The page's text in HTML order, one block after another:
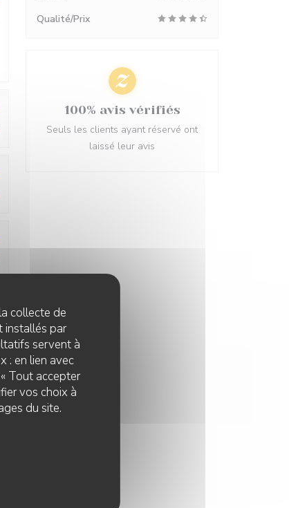
collecte de
installés par
servent à
: en lien avec
Tout accepter
vos choix à
du site.
Qualité/Prix
100% avis vérifiés
Seuls les clients ayant réservé ont
laissé leur avis